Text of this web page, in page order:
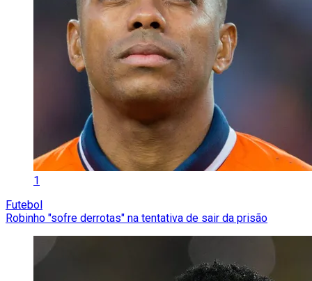
1
Futebol
Robinho "sofre derrotas" na tentativa de sair da prisão